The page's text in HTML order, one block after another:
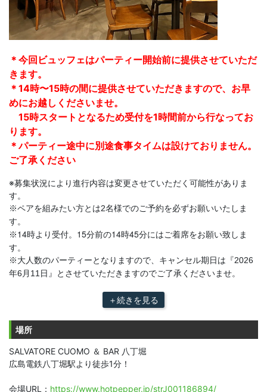
場所
SALVATORE CUOMO ＆ BAR 八丁堀
広島電鉄八丁堀駅より徒歩1分！
会場URL： https://www.hotpepper.jp/strJ001186894/
＊今回ビュッフェはパーティー開始前に提供させていただ
きます。
＊14時〜15時の間に提供させていただきますので、お早
めにお越しくださいませ。
15時スタートとなるため受付を1時間前から行なってお
ります。
＊パーティー途中に別途食事タイムは設けておりません。
ご了承ください
※募集状況により進行内容は変更させていただく可能性がありま
す。
※ペアを組みたい方とは2名様でのご予約を必ずお願いいたしま
す。
※14時より受付。15分前の14時45分にはご着席をお願い致しま
す。
※大人数のパーティーとなりますので、キャンセル期日は『2026
年6月11日』とさせていただきますのでご了承くださいませ。
＋続きを見る